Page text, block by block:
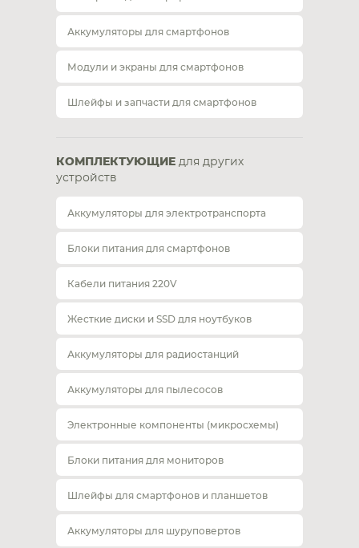
Аккумуляторы для смартфонов
Модули и экраны для смартфонов
Шлейфы и запчасти для смартфонов
КОМПЛЕКТУЮЩИЕ для других
устройств
Аккумуляторы для электротранспорта
Блоки питания для смартфонов
Кабели питания 220V
Жесткие диски и SSD для ноутбуков
Аккумуляторы для радиостанций
Аккумуляторы для пылесосов
Электронные компоненты (микросхемы)
Блоки питания для мониторов
Шлейфы для смартфонов и планшетов
Аккумуляторы для шуруповертов